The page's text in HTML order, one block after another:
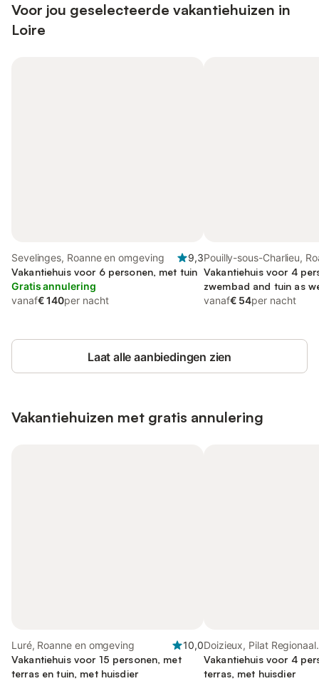
Voor jou geselecteerde vakantiehuizen in
Loire
Sevelinges, Roanne en omgeving
9,3
Vakantiehuis voor 6 personen, met tuin
Gratis annulering
vanaf€ 140per nacht
Pouilly-sous-Charlieu,
omgeving
Vakantiehuis voor 4
zwembad and tuin as
and terras
vanaf€ 54per nacht
Laat alle aanbiedingen zien
Vakantiehuizen met gratis annulering
Luré, Roanne en omgeving
10,0
Vakantiehuis voor 15 personen, met
terras en tuin, met huisdier
Doizieux, Pilat Regionaal
Natuurpark
Vakantiehuis voor 4
terras, met huisdier